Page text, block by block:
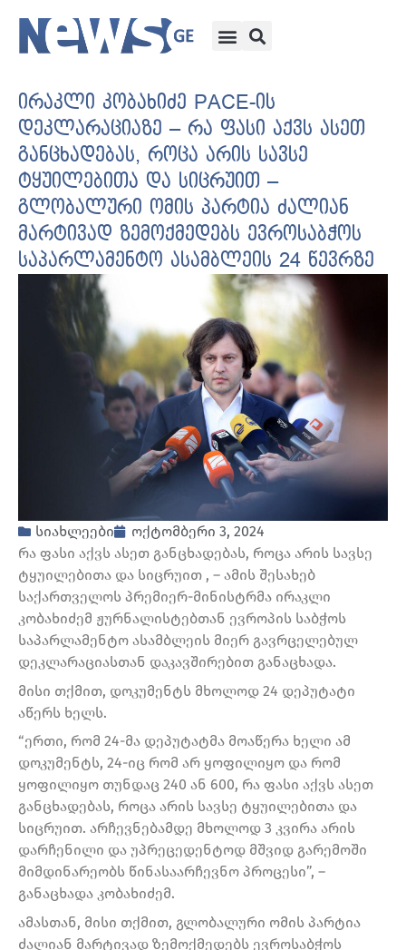
ირაკლი კობახიძე PACE-ის
დეკლარაციაზე – რა ფასი აქვს ასეთ
განცხადებას, როცა არის სავსე
ტყუილებითა და სიცრუით –
გლობალური ომის პარტია ძალიან
მარტივად ზემოქმედებს ევროსაბჭოს
საპარლამენტო ასამბლეის 24 წევრზე
სიახლეები
ოქტომბერი 3, 2024
რა ფასი აქვს ასეთ განცხადებას, როცა არის სავსე
ტყუილებითა და სიცრუით , – ამის შესახებ
საქართველოს პრემიერ-მინისტრმა ირაკლი
კობახიძემ ჟურნალისტებთან ევროპის საბჭოს
საპარლამენტო ასამბლეის მიერ გავრცელებულ
დეკლარაციასთან დაკავშირებით განაცხადა.
მისი თქმით, დოკუმენტს მხოლოდ 24 დეპუტატი
აწერს ხელს.
“ერთი, რომ 24-მა დეპუტატმა მოაწერა ხელი ამ
დოკუმენტს, 24-იც რომ არ ყოფილიყო და რომ
ყოფილიყო თუნდაც 240 ან 600, რა ფასი აქვს ასეთ
განცხადებას, როცა არის სავსე ტყუილებითა და
სიცრუით. არჩევნებამდე მხოლოდ 3 კვირა არის
დარჩენილი და უპრეცედენტოდ მშვიდ გარემოში
მიმდინარეობს წინასაარჩევნო პროცესი”, –
განაცხადა კობახიძემ.
ამასთან, მისი თქმით, გლობალური ომის პარტია
ძალიან მარტივად ზემოქმედებს ევროსაბჭოს